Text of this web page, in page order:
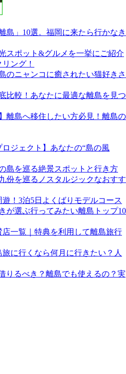
島」10選。福岡に来たら行かなき
スポット&グルメを一挙にご紹介
ング！
のニャンコに癒されたい猫好きさ
比較！あなたに最適な離島を見つ
離島へ移住したい方必見！離島の
ロジェクト】あなたの“島の風
島を巡る絶景スポットと行き方
份を巡るノスタルジックなおすす
！3泊5日よくばりモデルコース
が選ぶ行ってみたい離島トップ10
店一覧｜特典を利用して離島旅行
に行くなら何月に行きたい？人
りるべき？離島でも使えるの？実